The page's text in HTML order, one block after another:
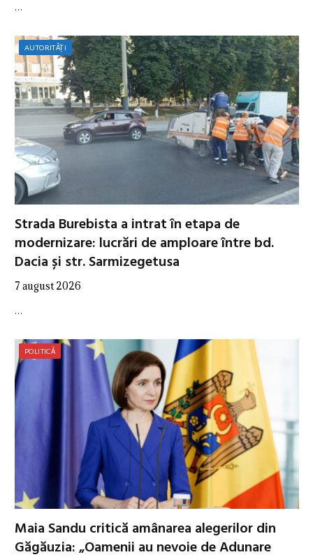
…
AUTORITĂȚI
Strada Burebista a intrat în etapa de
modernizare: lucrări de amploare între bd.
Dacia și str. Sarmizegetusa
7 august 2026
…
POLITICĂ
Maia Sandu critică amânarea alegerilor din
Găgăuzia: „Oamenii au nevoie de Adunare